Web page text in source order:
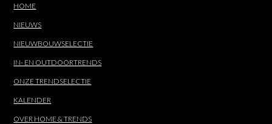
HOME
NIEUWS
NIEUWBOUWSELECTIE
IN- EN OUTDOORTRENDS
ONZE TRENDSELECTIE
KALENDER
OVER HOME & TRENDS